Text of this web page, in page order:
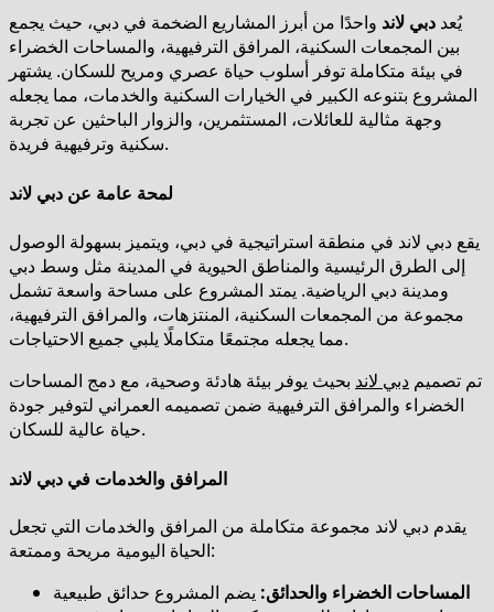
يُعد دبي لاند واحدًا من أبرز المشاريع الضخمة في دبي، حيث يجمع
بين المجمعات السكنية، المرافق الترفيهية، والمساحات الخضراء
في بيئة متكاملة توفر أسلوب حياة عصري ومريح للسكان. يشتهر
المشروع بتنوعه الكبير في الخيارات السكنية والخدمات، مما يجعله
وجهة مثالية للعائلات، المستثمرين، والزوار الباحثين عن تجربة
سكنية وترفيهية فريدة.
لمحة عامة عن دبي لاند
يقع دبي لاند في منطقة استراتيجية في دبي، ويتميز بسهولة الوصول
إلى الطرق الرئيسية والمناطق الحيوية في المدينة مثل وسط دبي
ومدينة دبي الرياضية. يمتد المشروع على مساحة واسعة تشمل
مجموعة من المجمعات السكنية، المنتزهات، والمرافق الترفيهية،
مما يجعله مجتمعًا متكاملًا يلبي جميع الاحتياجات.
تم تصميم دبي لاند بحيث يوفر بيئة هادئة وصحية، مع دمج المساحات
الخضراء والمرافق الترفيهية ضمن تصميمه العمراني لتوفير جودة
حياة عالية للسكان.
المرافق والخدمات في دبي لاند
يقدم دبي لاند مجموعة متكاملة من المرافق والخدمات التي تجعل
الحياة اليومية مريحة وممتعة:
المساحات الخضراء والحدائق: يضم المشروع حدائق طبيعية